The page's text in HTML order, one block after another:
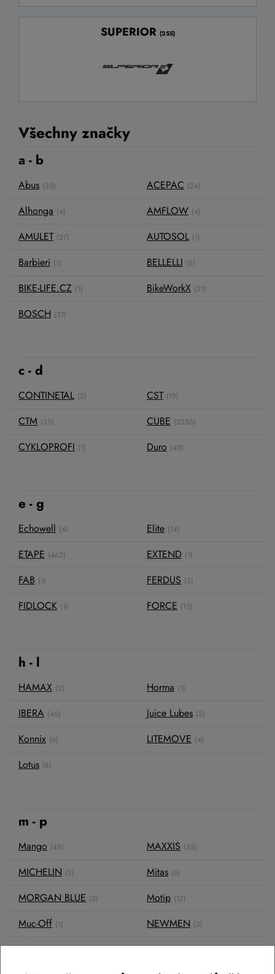
SUPERIOR (255)
Všechny značky
a - b
Abus (35) ACEPAC (24)
Alhonga (4) AMFLOW (4)
AMULET (27) AUTOSOL (1)
Barbieri (1) BELLELLI (6)
BIKE-LIFE.CZ (1) BikeWorkX (21)
BOSCH (31)
c - d
CONTINETAL (2) CST (19)
CTM (35) CUBE (2255)
CYKLOPROFI (1) Duro (40)
e - g
Echowell (4) Elite (14)
ETAPE (462) EXTEND (1)
FAB (1) FERDUS (3)
FIDLOCK (1) FORCE (13)
h - l
HAMAX (2) Horma (1)
IBERA (46) Juice Lubes (2)
Konnix (6) LITEMOVE (4)
Lotus (8)
m - p
Mango (48) MAXXIS (35)
MICHELIN (2) Mitas (6)
MORGAN BLUE (2) Motip (12)
Muc-Off (1) NEWMEN (3)
ONE ORBEA